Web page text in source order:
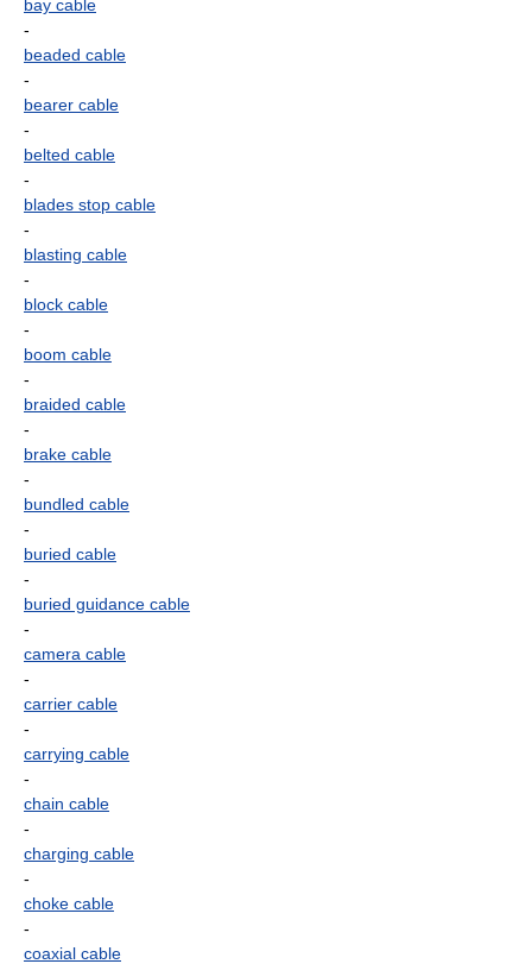
bay cable
-
beaded cable
-
bearer cable
-
belted cable
-
blades stop cable
-
blasting cable
-
block cable
-
boom cable
-
braided cable
-
brake cable
-
bundled cable
-
buried cable
-
buried guidance cable
-
camera cable
-
carrier cable
-
carrying cable
-
chain cable
-
charging cable
-
choke cable
-
coaxial cable